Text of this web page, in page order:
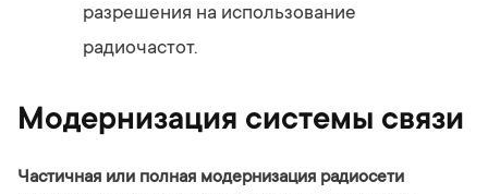
разрешения на использование
радиочастот.
Модернизация системы связи
Частичная или полная модернизация радиосети